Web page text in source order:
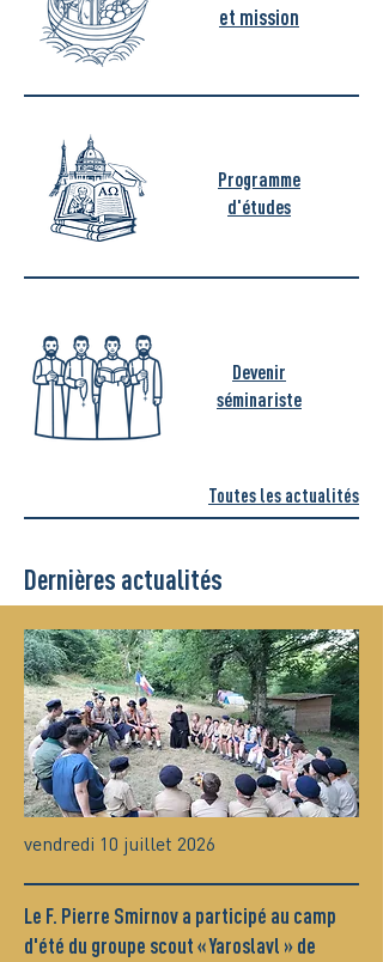
et mission
Programme
d'études
Devenir
séminariste
Toutes les actualités
Dernières actualités
vendredi 10 juillet 2026
Le F. Pierre Smirnov a participé au camp
d'été du groupe scout « Yaroslavl » de